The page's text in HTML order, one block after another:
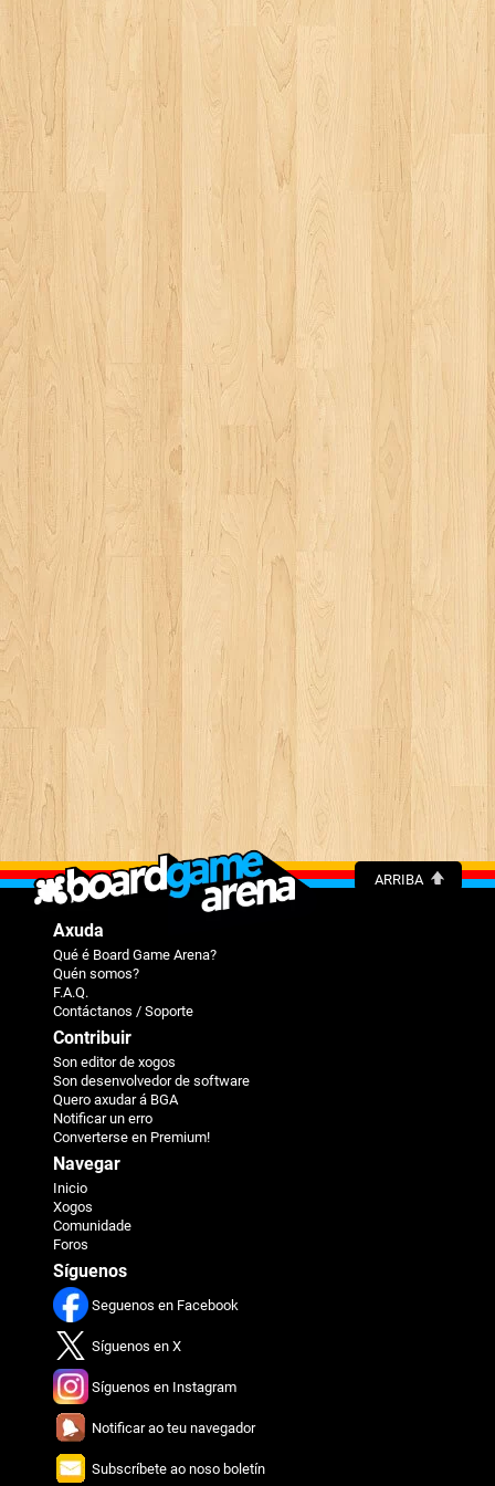
ARRIBA
Axuda
Qué é Board Game Arena?
Quén somos?
F.A.Q.
Contáctanos / Soporte
Contribuir
Son editor de xogos
Son desenvolvedor de software
Quero axudar á BGA
Notificar un erro
Converterse en Premium!
Navegar
Inicio
Xogos
Comunidade
Foros
Síguenos
Seguenos en Facebook
Síguenos en X
Síguenos en Instagram
Notificar ao teu navegador
Subscríbete ao noso boletín